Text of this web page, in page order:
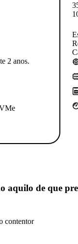
2 anos.
aquilo de que
contentor